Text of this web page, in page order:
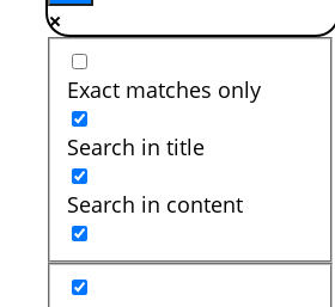
Exact matches only
Search in title
Search in content